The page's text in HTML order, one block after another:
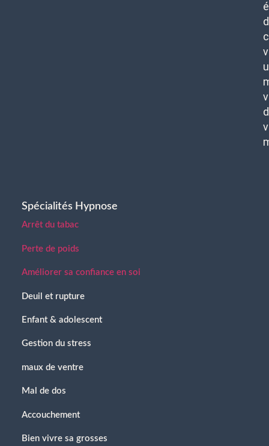
Spécialités Hypnose
Arrêt du tabac
Perte de poids
Améliorer sa confiance en soi
Deuil et rupture
Enfant & adolescent
Gestion du stress
maux de ventre
Mal de dos
Accouchement
Bien vivre sa grosses